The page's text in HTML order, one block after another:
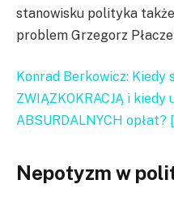
stanowisku polityka także
problem Grzegorz
Konrad Berkowicz: Kiedy
ZWIĄZKOKRACJĄ i kiedy
ABSURDALNYCH opłat?
Nepotyzm w